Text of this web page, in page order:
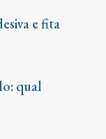
e fita
qual